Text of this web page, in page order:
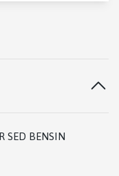
SED BENSIN